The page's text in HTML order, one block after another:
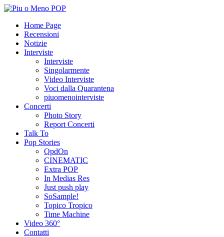
Home Page
Recensioni
Notizie
Interviste
Interviste
Singolarmente
Video Interviste
Voci dalla Quarantena
piuomenointerviste
Concerti
Photo Story
Report Concerti
Talk To
Pop Stories
QpdOn
CINEMATIC
Extra POP
In Medias Res
Just push play
SoSample!
Topico Tropico
Time Machine
Video 360°
Contatti